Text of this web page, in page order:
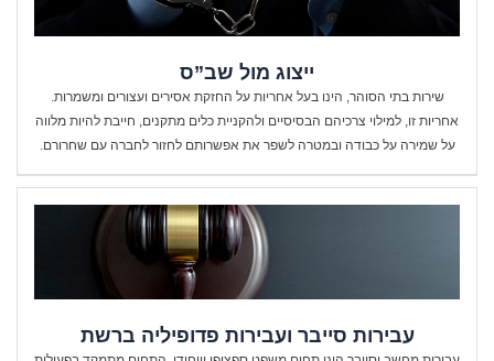
ייצוג מול שב”ס
שירות בתי הסוהר, הינו בעל אחריות על החזקת אסירים ועצורים ומשמרות.
אחריות זו, למילוי צרכיהם הבסיסיים ולהקניית כלים מתקנים, חייבת להיות מלווה
על שמירה על כבודה ובמטרה לשפר את אפשרותם לחזור לחברה עם שחרורם.
עבירות סייבר ועבירות פדופיליה ברשת